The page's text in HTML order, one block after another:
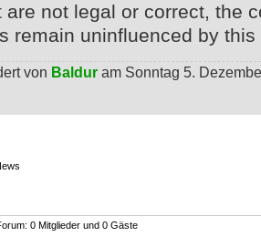
are not legal or correct, the
remain uninfluenced by this
von Baldur am Sonntag 5.
0 Mitglieder und 0 Gäste